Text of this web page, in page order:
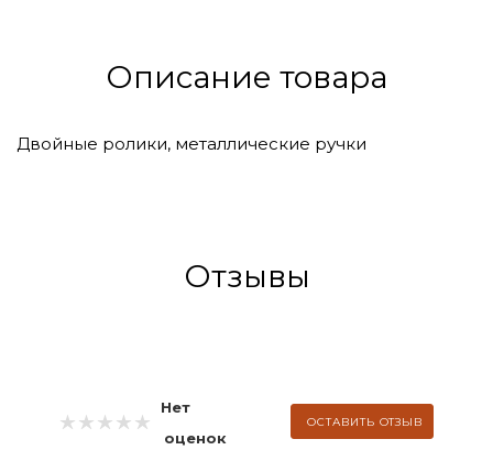
Описание товара
Двойные ролики, металлические ручки
Отзывы
Нет
оценок
ОСТАВИТЬ ОТЗЫВ